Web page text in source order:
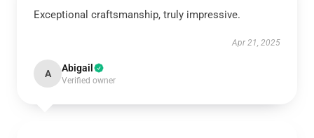
Exceptional craftsmanship, truly impressive.
Apr 21, 2025
A Abigail
Verified owner